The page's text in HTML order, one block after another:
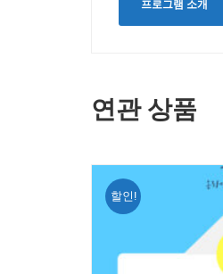
프로그램 소개
연관 상품
할인!